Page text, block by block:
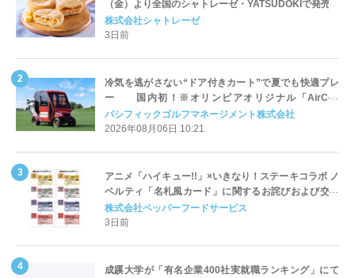
（金）より全国のシャトレーゼ・YATSUDOKIで発売
株式会社シャトレーゼ
3日前
冷気を逃がさない“ドア付きカート”で夏でも快適プレ
ー 国内初！※オリンピアオリジナル「AirCon
Cart（エアコンカート）」導入 | ＰＧＭ
パシフィックゴルフマネージメント株式会社
2026年08月06日 10:21
アニメ「ハイキュー!!」×いきなり！ステーキコラボ ノ
ベルティ「名札風カード」に関するお詫びおよび交換
対応についてのご案内
株式会社ペッパーフードサービス
3日前
成蹊大学が「有名企業400社実就職ランキング」にて